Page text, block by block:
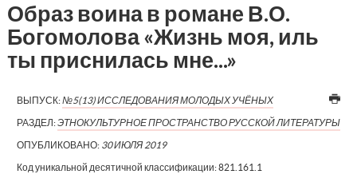
Образ воина в романе В.О.
Богомолова «Жизнь моя, иль
ты приснилась мне...»
ВЫПУСК:№5(13) ИССЛЕДОВАНИЯ МОЛОДЫХ УЧЁНЫХ
РАЗДЕЛ:ЭТНОКУЛЬТУРНОЕ ПРОСТРАНСТВО РУССКОЙ ЛИТЕРАТУРЫ
ОПУБЛИКОВАНО: 30 ИЮЛЯ 2019
Код уникальной десятичной классификации:821.161.1